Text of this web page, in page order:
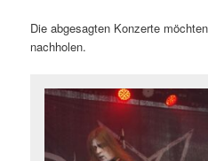
Die abgesagten Konzerte
nachholen.